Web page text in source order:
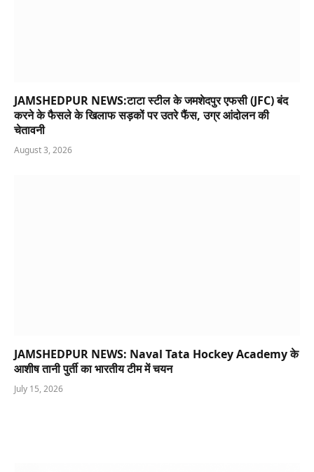
JAMSHEDPUR NEWS:टाटा स्टील के जमशेदपुर एफसी (JFC) बंद
करने के फैसले के खिलाफ सड़कों पर उतरे फैंस, उग्र आंदोलन की
चेतावनी
August 3, 2026
JAMSHEDPUR NEWS: Naval Tata Hockey Academy के
आशीष तानी पुर्ती का भारतीय टीम में चयन
July 15, 2026